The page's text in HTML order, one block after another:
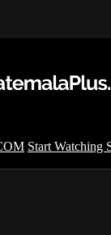
Start Watching